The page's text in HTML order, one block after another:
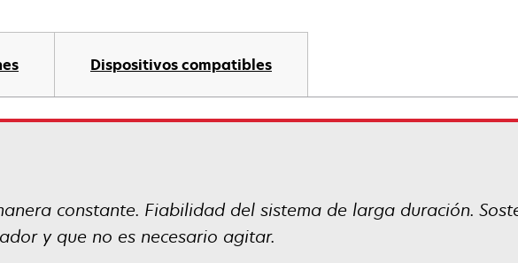
Dispositivos compatibles
constante. Fiabilidad del sistema de larga duración.
y que no es necesario agitar.